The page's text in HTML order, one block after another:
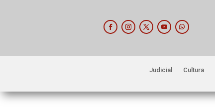
Judicial Cultura